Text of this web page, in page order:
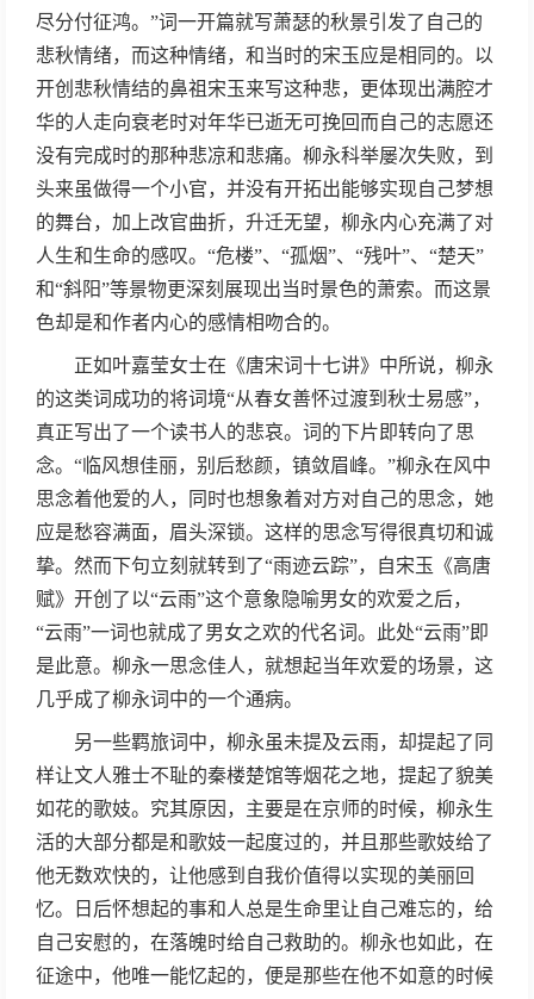
尽分付征鸿。”词一开篇就写萧瑟的秋景引发了自己的
悲秋情绪，而这种情绪，和当时的宋玉应是相同的。以
开创悲秋情结的鼻祖宋玉来写这种悲，更体现出满腔才
华的人走向衰老时对年华已逝无可挽回而自己的志愿还
没有完成时的那种悲凉和悲痛。柳永科举屡次失败，到
头来虽做得一个小官，并没有开拓出能够实现自己梦想
的舞台，加上改官曲折，升迁无望，柳永内心充满了对
人生和生命的感叹。“危楼”、“孤烟”、“残叶”、“楚天”
和“斜阳”等景物更深刻展现出当时景色的萧索。而这景
色却是和作者内心的感情相吻合的。
正如叶嘉莹女士在《唐宋词十七讲》中所说，柳永
的这类词成功的将词境“从春女善怀过渡到秋士易感”，
真正写出了一个读书人的悲哀。词的下片即转向了思
念。“临风想佳丽，别后愁颜，镇敛眉峰。”柳永在风中
思念着他爱的人，同时也想象着对方对自己的思念，她
应是愁容满面，眉头深锁。这样的思念写得很真切和诚
挚。然而下句立刻就转到了“雨迹云踪”，自宋玉《高唐
赋》开创了以“云雨”这个意象隐喻男女的欢爱之后，
“云雨”一词也就成了男女之欢的代名词。此处“云雨”即
是此意。柳永一思念佳人，就想起当年欢爱的场景，这
几乎成了柳永词中的一个通病。
另一些羁旅词中，柳永虽未提及云雨，却提起了同
样让文人雅士不耻的秦楼楚馆等烟花之地，提起了貌美
如花的歌妓。究其原因，主要是在京师的时候，柳永生
活的大部分都是和歌妓一起度过的，并且那些歌妓给了
他无数欢快的，让他感到自我价值得以实现的美丽回
忆。日后怀想起的事和人总是生命里让自己难忘的，给
自己安慰的，在落魄时给自己救助的。柳永也如此，在
征途中，他唯一能忆起的，便是那些在他不如意的时候